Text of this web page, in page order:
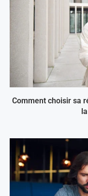
Comment choisir sa